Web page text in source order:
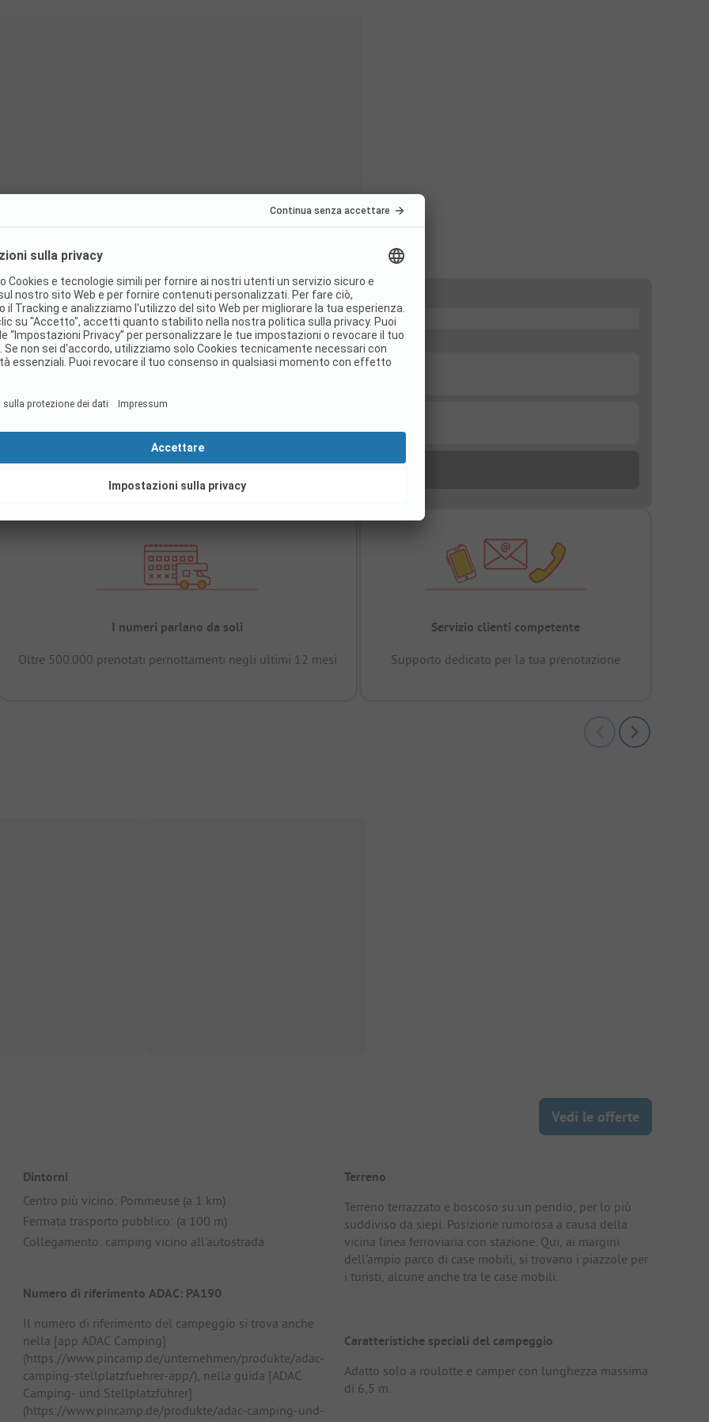
I numeri parlano da soli
Oltre 500.000 prenotati pernottamenti negli ultimi 12 mesi
Servizio clienti competente
Supporto dedicato per la tua prenotazione
Vedi le offerte
Dintorni
Centro più vicino: Pommeuse (a 1 km)
Fermata trasporto pubblico: (a 100 m)
Collegamento: camping vicino all'autostrada
Numero di riferimento ADAC: PA190
Il numero di riferimento del campeggio si trova anche
nella [app ADAC Camping]
(https://www.pincamp.de/unternehmen/produkte/adac-
camping-stellplatzfuehrer-app/), nella guida [ADAC
Camping- und Stellplatzführer]
(https://www.pincamp.de/produkte/adac-camping-und-
Terreno
Terreno terrazzato e boscoso su un pendio, per lo più
suddiviso da siepi. Posizione rumorosa a causa della
vicina linea ferroviaria con stazione. Qui, ai margini
dell'ampio parco di case mobili, si trovano i piazzole per
i turisti, alcune anche tra le case mobili.
Caratteristiche speciali del campeggio
Adatto solo a roulotte e camper con lunghezza massima
di 6,5 m.